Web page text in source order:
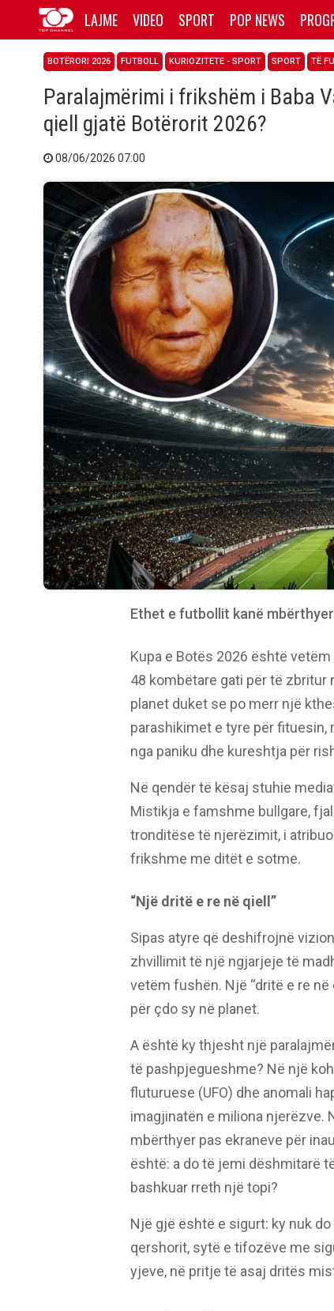
LAJME VIDEO SPORT POP NEWS
BOTËRORI 2026 FUTBOLL KURIOZITETE - SPORT SPORT TË
Paralajmërimi i frikshëm i Baba
qiell gjatë Botërorit 2026?
08/06/2026 07:00
Ethet e futbollit kanë
Kupa e Botës 2026 është
48 kombëtare gati për të zbritur
planet duket se po merr një
parashikimet e tyre për
nga paniku dhe kureshtja për
Në qendër të kësaj stuhie
Mistikja e famshme bullgare,
tronditëse të njerëzimit, i
frikshme me ditët e sotme.
“Një dritë e re në qiell”
Sipas atyre që deshifrojnë
zhvillimit të një ngjarjeje të
vetëm fushën. Një “dritë e re
për çdo sy në planet.
A është ky thjesht një
të pashpjegueshme? Në një
fluturuese (UFO) dhe anomali
imagjinatën e miliona njerëzve.
mbërthyer pas ekraneve për
është: a do të jemi dëshmitarë
bashkuar rreth një topi?
Një gjë është e sigurt: ky nuk
qershorit, sytë e tifozëve me
yjeve, në pritje të asaj dritës